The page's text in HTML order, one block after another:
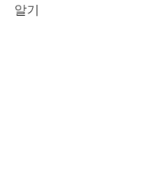
알기